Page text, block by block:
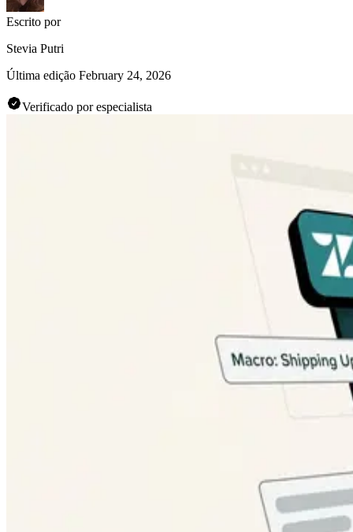
Escrito por
Stevia Putri
Última edição February 24, 2026
Verificado por especialista